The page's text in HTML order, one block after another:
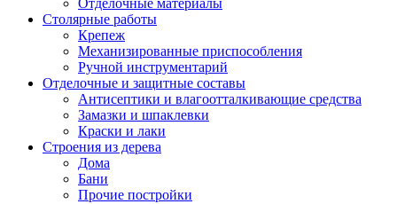
Отделочные материалы
Столярные работы
Крепеж
Механизированные приспособления
Ручной инструментарий
Отделочные и защитные составы
Антисептики и влагоотталкивающие средства
Замазки и шпаклевки
Краски и лаки
Строения из дерева
Дома
Бани
Прочие постройки